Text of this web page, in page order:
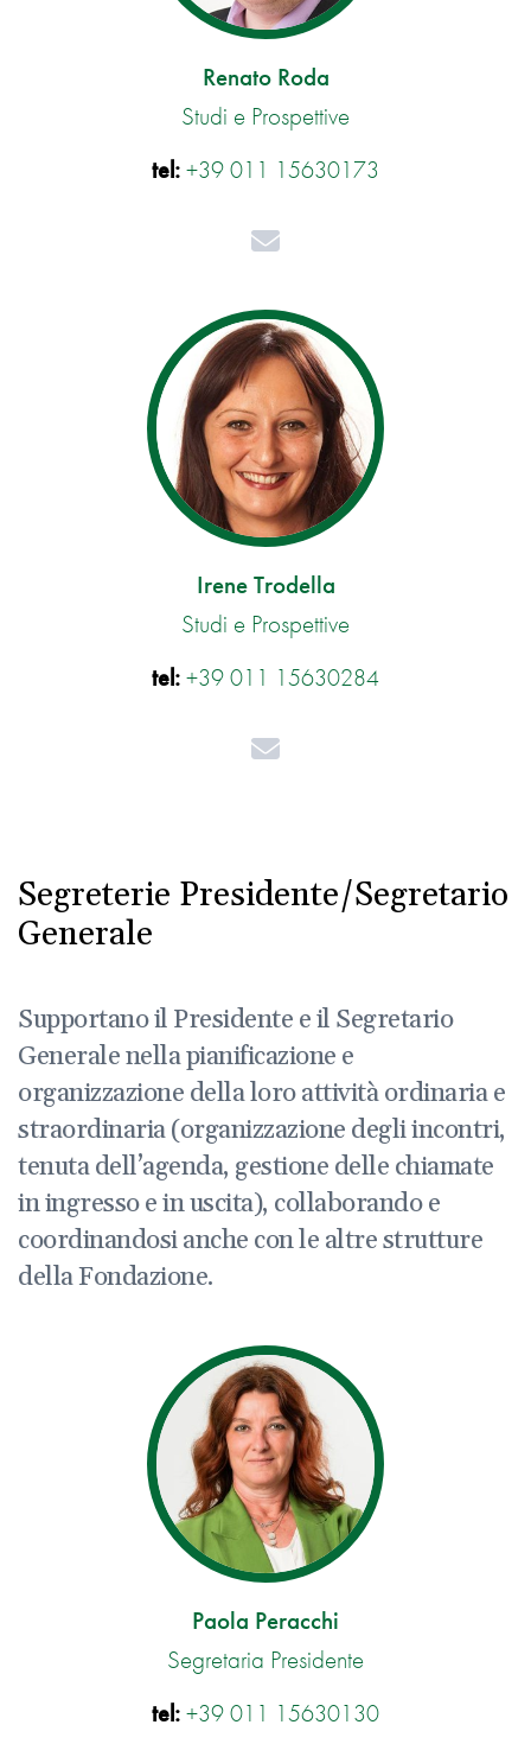
Renato Roda
Studi e Prospettive
tel:+39 011 15630173
Mail
Irene Trodella
Studi e Prospettive
tel:+39 011 15630284
Mail
Segreterie Presidente/Segretario
Generale
Supportano il Presidente e il Segretario
Generale nella pianificazione e
organizzazione della loro attività ordinaria e
straordinaria (organizzazione degli incontri,
tenuta dell’agenda, gestione delle chiamate
in ingresso e in uscita), collaborando e
coordinandosi anche con le altre strutture
della Fondazione.
Paola Peracchi
Segretaria Presidente
tel:+39 011 15630130